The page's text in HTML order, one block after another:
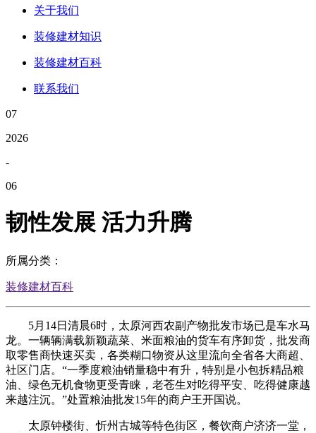
关于我们
装修建材知识
装修建材百科
联系我们
07
2026
-
06
韧性发展 活力升腾
所属分类：
装修建材百科
5月14日清晨6时，太原河西农副产物批发市场已是车水马
龙。一辆辆满载新颖蔬菜、米面粮油的货车有序卸货，批发商
取零售商快速买卖，各类糊口物资从这里流向全省各大商超、
社区门店。“一季度粮油销量稳中有升，特别是小包拆精品粮
油、绿色无机食物更受青睐，老苍生对吃得平安、吃得健康越
来越注沉。”处置粮油批发15年的商户王开国说。
太原钟楼街、忻州古城等特色街区，餐饮商户济济一堂，